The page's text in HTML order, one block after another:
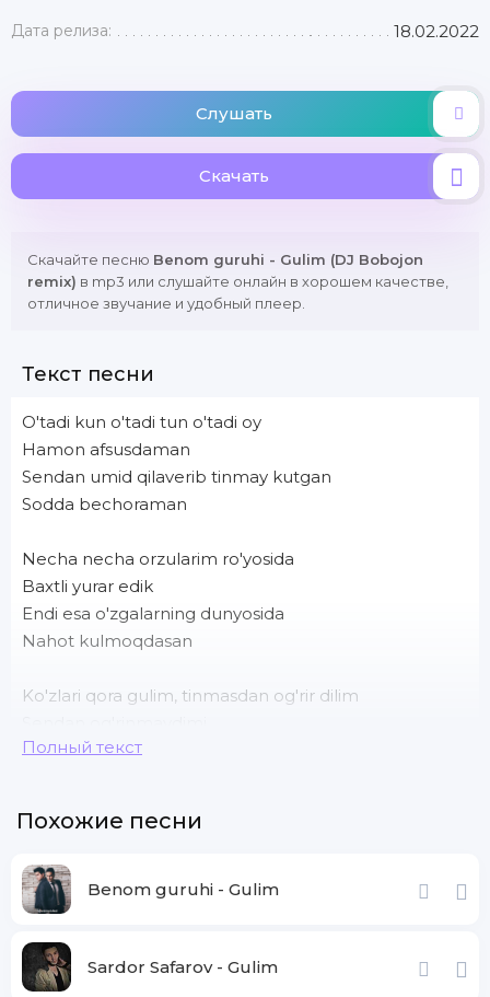
Дата релиза: 18.02.2022
Слушать
Скачать
Скачайте песню Benom guruhi - Gulim (DJ Bobojon
remix) в mp3 или слушайте онлайн в хорошем качестве,
отличное звучание и удобный плеер.
Текст песни
O'tadi kun o'tadi tun o'tadi oy
Hamon afsusdaman
Sendan umid qilaverib tinmay kutgan
Sodda bechoraman
Necha necha orzularim ro'yosida
Baxtli yurar edik
Endi esa o'zgalarning dunyosida
Nahot kulmoqdasan
Ko'zlari qora gulim, tinmasdan og'rir dilim
O'zga qo'lin tutganda, erkalatib quchganda
Men sevgan qora ko'zlar
Bunchalar yolg'on so'zlar
Joninga tegmaydimi
Taqdir so'zin aytganda
Afsuslanib qolganda
Полный текст
Похожие песни
Benom guruhi - Gulim
Sardor Safarov - Gulim